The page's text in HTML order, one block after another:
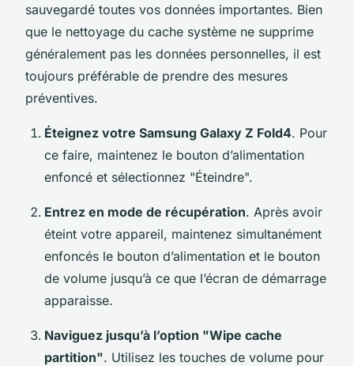
sauvegardé toutes vos données importantes. Bien
que le nettoyage du cache système ne supprime
généralement pas les données personnelles, il est
toujours préférable de prendre des mesures
préventives.
Éteignez votre Samsung Galaxy Z Fold4. Pour
ce faire, maintenez le bouton d’alimentation
enfoncé et sélectionnez "Éteindre".
Entrez en mode de récupération. Après avoir
éteint votre appareil, maintenez simultanément
enfoncés le bouton d’alimentation et le bouton
de volume jusqu’à ce que l’écran de démarrage
apparaisse.
Naviguez jusqu’à l’option "Wipe cache
partition". Utilisez les touches de volume pour